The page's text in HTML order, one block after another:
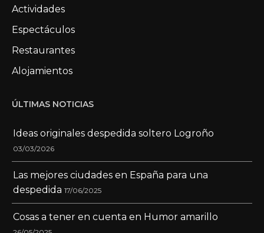
Actividades
Espectáculos
Restaurantes
Alojamientos
ÚLTIMAS NOTICIAS
Ideas originales despedida soltero Logroño
03/03/2026
Las mejores ciudades en España para una
despedida 17/06/2025
Cosas a tener en cuenta en Humor amarillo